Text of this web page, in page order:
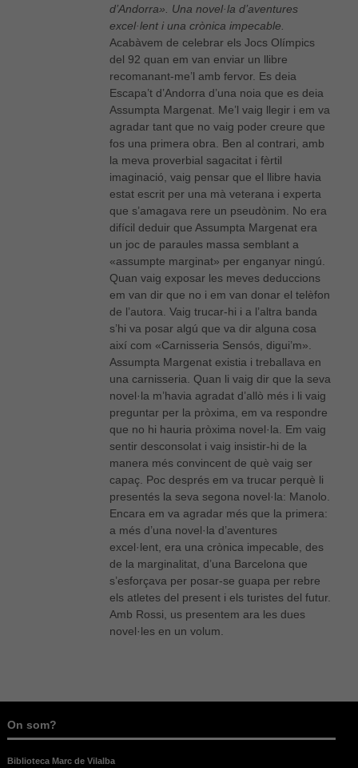
d’Andorra». Una novel·la d’aventures
excel·lent i una crònica impecable.
Acabàvem de celebrar els Jocs Olímpics
del 92 quan em van enviar un llibre
recomanant-me’l amb fervor. Es deia
Escapa’t d’Andorra d’una noia que es deia
Assumpta Margenat. Me’l vaig llegir i em va
agradar tant que no vaig poder creure que
fos una primera obra. Ben al contrari, amb
la meva proverbial sagacitat i fèrtil
imaginació, vaig pensar que el llibre havia
estat escrit per una mà veterana i experta
que s’amagava rere un pseudònim. No era
difícil deduir que Assumpta Margenat era
un joc de paraules massa semblant a
«assumpte marginat» per enganyar ningú.
Quan vaig exposar les meves deduccions
em van dir que no i em van donar el telèfon
de l’autora. Vaig trucar-hi i a l’altra banda
s’hi va posar algú que va dir alguna cosa
així com «Carnisseria Sensós, digui’m».
Assumpta Margenat existia i treballava en
una carnisseria. Quan li vaig dir que la seva
novel·la m’havia agradat d’allò més i li vaig
preguntar per la pròxima, em va respondre
que no hi hauria pròxima novel·la. Em vaig
sentir desconsolat i vaig insistir-hi de la
manera més convincent de què vaig ser
capaç. Poc després em va trucar perquè li
presentés la seva segona novel·la: Manolo.
Encara em va agradar més que la primera:
a més d’una novel·la d’aventures
excel·lent, era una crònica impecable, des
de la marginalitat, d’una Barcelona que
s’esforçava per posar-se guapa per rebre
els atletes del present i els turistes del futur.
Amb Rossi, us presentem ara les dues
novel·les en un volum.
On som?
Biblioteca Marc de Vilalba
Necessàries
Aquestes
cookies no
són
opcionals,
són
necessàries
per al bon
funcionament
web.
Estadístiques
Per a millorar
necessitem
aquestes
cookies.
Experiència
Per tal que el
nostre lloc
web funcioni
Si rebutges
alguna